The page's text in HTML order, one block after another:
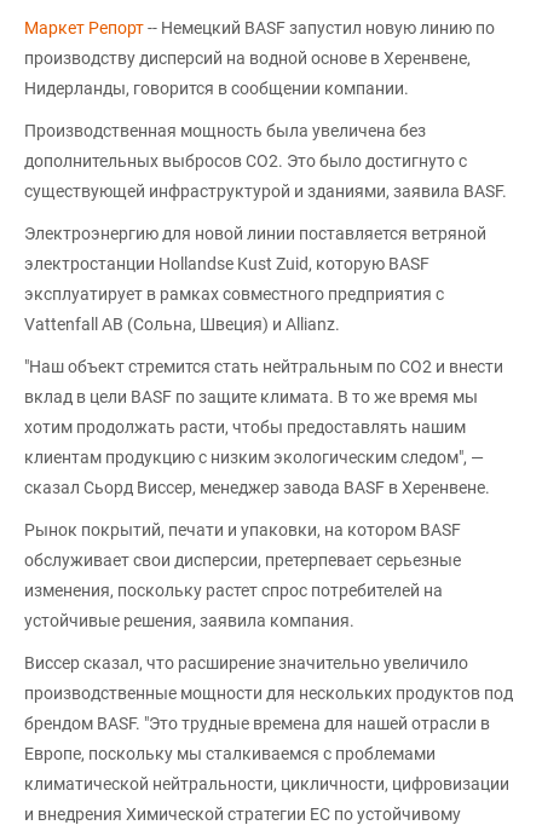
Маркет Репорт-- Немецкий BASF запустил новую линию по
производству дисперсий на водной основе в Херенвене,
Нидерланды, говорится в сообщении компании.
Производственная мощность была увеличена без
дополнительных выбросов CO2. Это было достигнуто с
существующей инфраструктурой и зданиями, заявила BASF.
Электроэнергию для новой линии поставляется ветряной
электростанции Hollandse Kust Zuid, которую BASF
эксплуатирует в рамках совместного предприятия с
Vattenfall AB (Сольна, Швеция) и Allianz.
"Наш объект стремится стать нейтральным по CO2 и внести
вклад в цели BASF по защите климата. В то же время мы
хотим продолжать расти, чтобы предоставлять нашим
клиентам продукцию с низким экологическим следом", —
сказал Сьорд Виссер, менеджер завода BASF в Херенвене.
Рынок покрытий, печати и упаковки, на котором BASF
обслуживает свои дисперсии, претерпевает серьезные
изменения, поскольку растет спрос потребителей на
устойчивые решения, заявила компания.
Виссер сказал, что расширение значительно увеличило
производственные мощности для нескольких продуктов под
брендом BASF. "Это трудные времена для нашей отрасли в
Европе, поскольку мы сталкиваемся с проблемами
климатической нейтральности, цикличности, цифровизации
и внедрения Химической стратегии ЕС по устойчивому